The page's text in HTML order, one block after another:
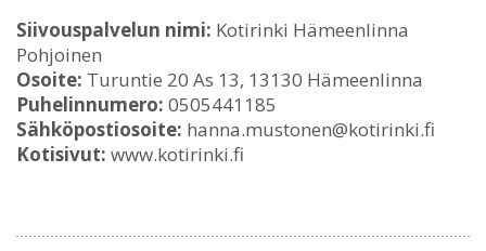
Siivouspalvelun nimi: Kotirinki Hämeenlinna
Pohjoinen
Osoite: Turuntie 20 As 13, 13130 Hämeenlinna
Puhelinnumero: 0505441185
Sähköpostiosoite: hanna.mustonen@kotirinki.fi
Kotisivut: www.kotirinki.fi